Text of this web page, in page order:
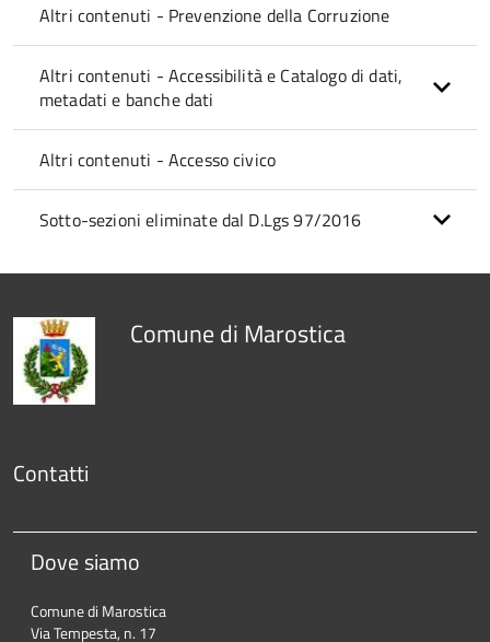
Altri contenuti - Prevenzione della Corruzione
Altri contenuti - Accessibilità e Catalogo di dati,
metadati e banche dati
Altri contenuti - Accesso civico
Sotto-sezioni eliminate dal D.Lgs 97/2016
Comune di Marostica
Contatti
Dove siamo
Comune di Marostica
Via Tempesta, n. 17